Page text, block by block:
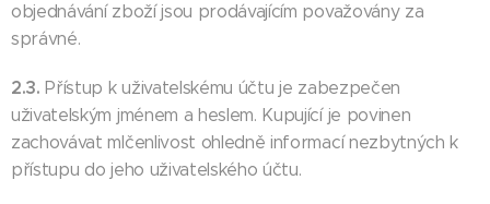
objednávání zboží jsou prodávajícím považovány za
správné.
2.3.Přístup k uživatelskému účtu je zabezpečen
uživatelským jménem a heslem. Kupující je povinen
zachovávat mlčenlivost ohledně informací nezbytných k
přístupu do jeho uživatelského účtu.